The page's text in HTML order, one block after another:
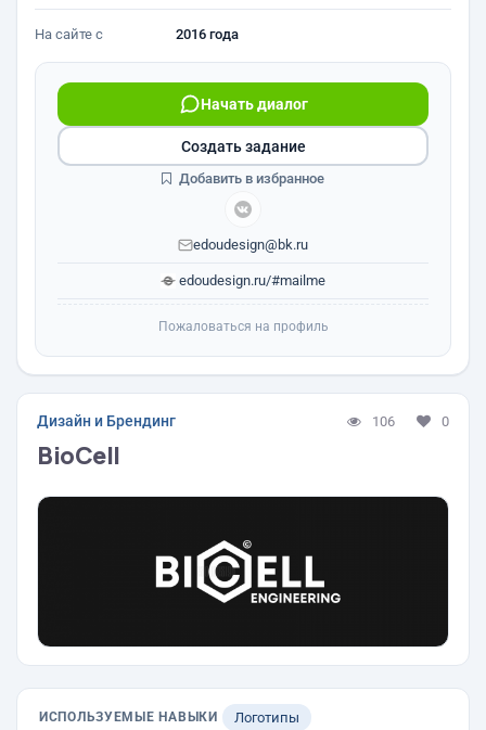
На сайте с 2016 года
Начать диалог
edoudesign@bk.ru
edoudesign.ru/#mailme
Создать задание
Добавить в избранное
Пожаловаться на профиль
Дизайн и Брендинг 106 0
BioCell
ИСПОЛЬЗУЕМЫЕ НАВЫКИ Логотипы